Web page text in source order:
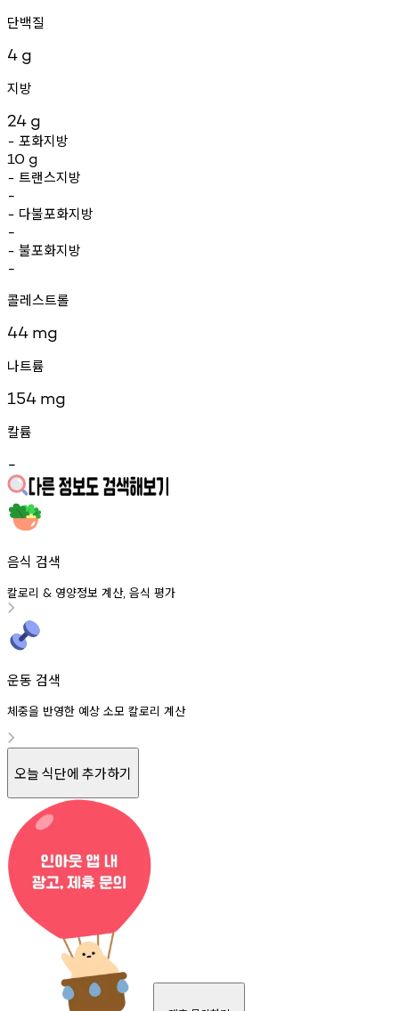
단백질
4 g
지방
24 g
- 포화지방
10 g
- 트랜스지방
-
- 다불포화지방
-
- 불포화지방
-
콜레스트롤
44 mg
나트륨
154 mg
칼륨
-
음식 검색
칼로리 & 영양정보 계산, 음식 평가
운동 검색
체중을 반영한 예상 소모 칼로리 계산
오늘 식단에 추가하기